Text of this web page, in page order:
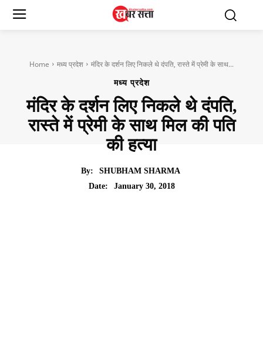
Home मध्य प्रदेश मंदिर के दर्शन लिए निकले थे दंपति, रास्ते में प्रेमी के साथ...
मध्य प्रदेश
मंदिर के दर्शन लिए निकले थे दंपति,
रास्ते में प्रेमी के साथ मिल की पति
की हत्या
By:
SHUBHAM SHARMA
Date:
January 30, 2018